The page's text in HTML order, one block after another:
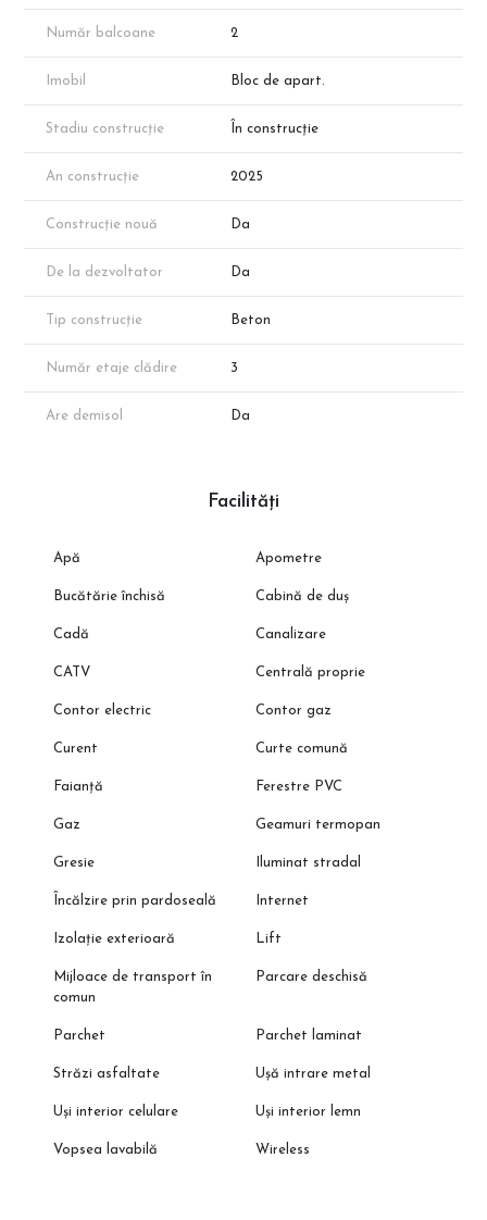
– Finisaje la alegerea cumpărătorului
– Apartamentul face parte din portofoliul dezvoltatorului
– Disponibilitatea poate varia
– Suprafețele sunt aproximative conform planurilor de prezentare;
📞 Programează o vizionare direct cu reprezentantul
dezvoltatorului!
Număr balcoane 2
Imobil Bloc de apart.
Stadiu construcție În construcție
An construcție 2025
Construcție nouă Da
De la dezvoltator Da
Tip construcție Beton
Număr etaje clădire 3
Are demisol Da
Facilități
Apă Apometre
Bucătărie închisă Cabină de duș
Cadă Canalizare
CATV Centrală proprie
Contor electric Contor gaz
Curent Curte comună
Faianță Ferestre PVC
Gaz Geamuri termopan
Gresie Iluminat stradal
Încălzire prin pardoseală Internet
Izolație exterioară Lift
Mijloace de transport în
comun
Parcare deschisă
Parchet Parchet laminat
Străzi asfaltate Ușă intrare metal
Uși interior celulare Uși interior lemn
Vopsea lavabilă Wireless